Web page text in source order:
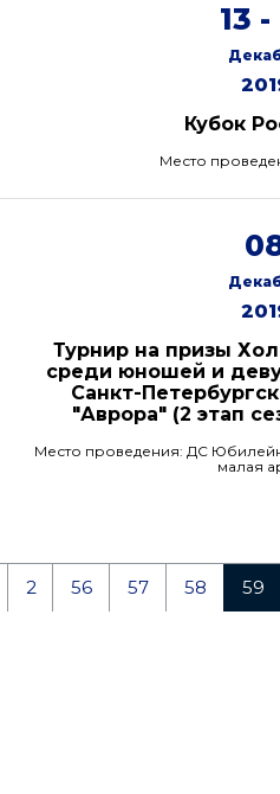
13 -
Кубок
Место
Турнир на призы
среди юношей и
Санкт-
"Аврора" (2 этап
Место проведения: ДС
малая
2 56 57 58 59